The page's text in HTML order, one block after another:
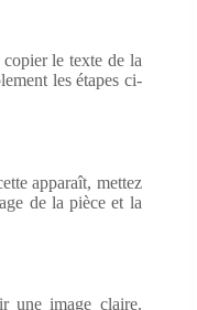
le texte de la
les étapes ci-
apparaît, mettez
de la pièce et la
une image claire.